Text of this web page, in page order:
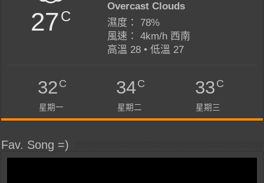
27C
Overcast Clouds
濕度： 78%
風速： 4km/h 西南
高溫 28 • 低溫 27
32C
星期一
34C
星期二
33C
星期三
Fav. Song =)